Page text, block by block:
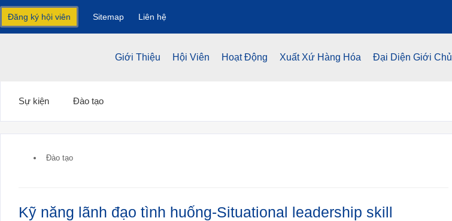
Đăng ký hội viên Sitemap Liên hệ
Giới Thiệu Hội Viên Hoạt Động Xuất Xứ Hàng Hóa Đại Diện Giới Chủ
Sự kiện Đào tạo
Đào tạo
Kỹ năng lãnh đạo tình huống-Situational leadership skill